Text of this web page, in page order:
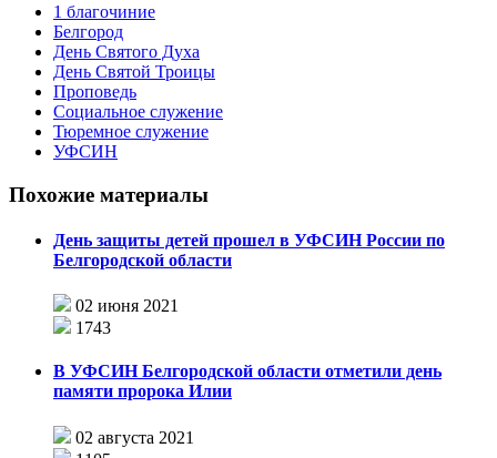
1 благочиние
Белгород
День Святого Духа
День Святой Троицы
Проповедь
Социальное служение
Тюремное служение
УФСИН
Похожие материалы
День защиты детей прошел в УФСИН России по
Белгородской области
02 июня 2021
1743
В УФСИН Белгородской области отметили день
памяти пророка Илии
02 августа 2021